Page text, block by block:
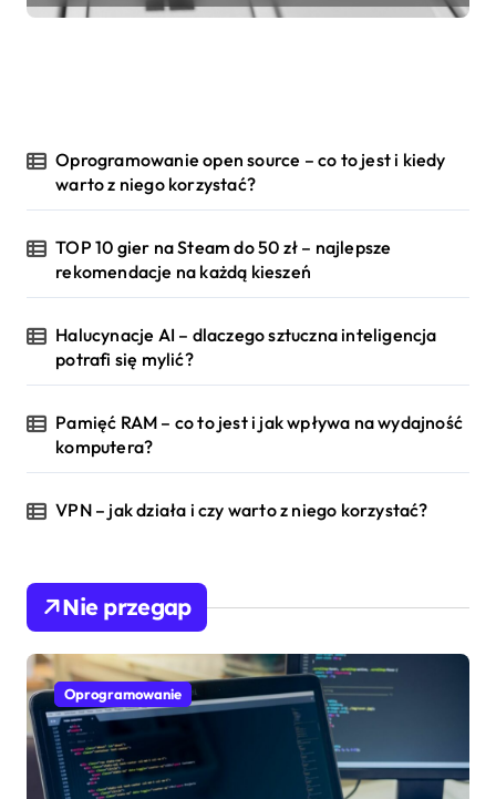
Oprogramowanie open source – co to jest i kiedy
warto z niego korzystać?
TOP 10 gier na Steam do 50 zł – najlepsze
rekomendacje na każdą kieszeń
Halucynacje AI – dlaczego sztuczna inteligencja
potrafi się mylić?
Pamięć RAM – co to jest i jak wpływa na wydajność
komputera?
VPN – jak działa i czy warto z niego korzystać?
Nie przegap
Oprogramowanie